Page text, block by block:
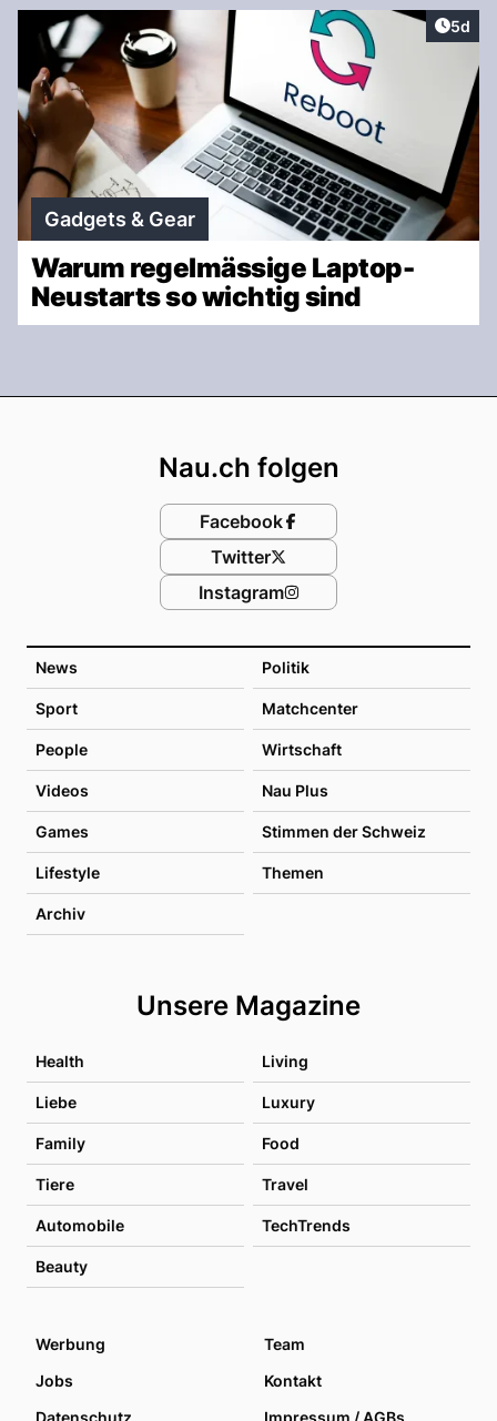
5d
Gadgets & Gear
Warum regelmässige Laptop-
Neustarts so wichtig sind
News Politik
Sport Matchcenter
People Wirtschaft
Videos Nau Plus
Games Stimmen der Schweiz
Lifestyle Themen
Archiv
Unsere Magazine
Health Living
Liebe Luxury
Family Food
Tiere Travel
Automobile TechTrends
Beauty
Nau.ch folgen
Facebook
Twitter
Instagram
Werbung
Team
Jobs
Kontakt
Datenschutz
Impressum / AGBs